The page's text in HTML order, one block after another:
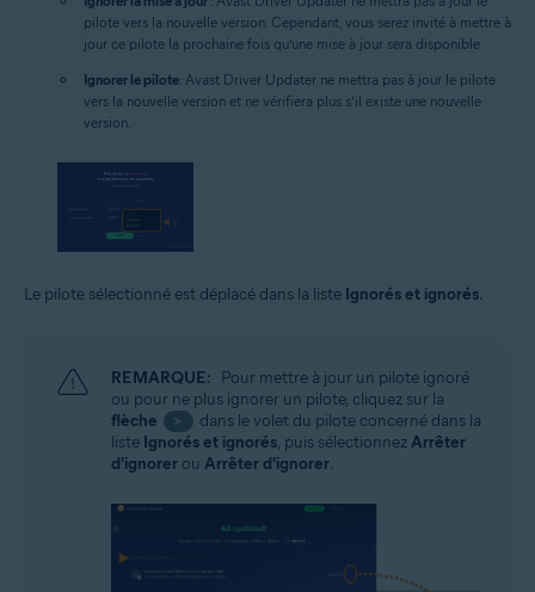
pilote vers la nouvelle version. Cependant, vous serez invité à mettre à
jour ce pilote la prochaine fois qu’une mise à jour sera disponible.
Ignorer le pilote: Avast Driver Updater ne mettra pas à jour le pilote
vers la nouvelle version et ne vérifiera plus s’il existe une nouvelle
version.
Le pilote sélectionné est déplacé dans la liste Ignorés et ignorés.
REMARQUE: Pour mettre à jour un pilote ignoré
ou pour ne plus ignorer un pilote, cliquez sur la
flèche
>
dans le volet du pilote concerné dans la
liste Ignorés et ignorés, puis sélectionnezArrêter
d'ignorer ou Arrêter d'ignorer.